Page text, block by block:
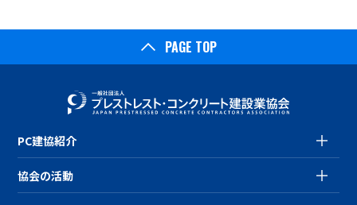
PAGE TOP
PC建協紹介
協会の活動